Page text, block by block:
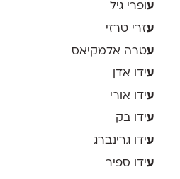
עופרי גיל
עזרי טרזי
עטרה אלמקיאס
עידו אדן
עידו אורי
עידו בק
עידו גרינברג
עידו ספיר